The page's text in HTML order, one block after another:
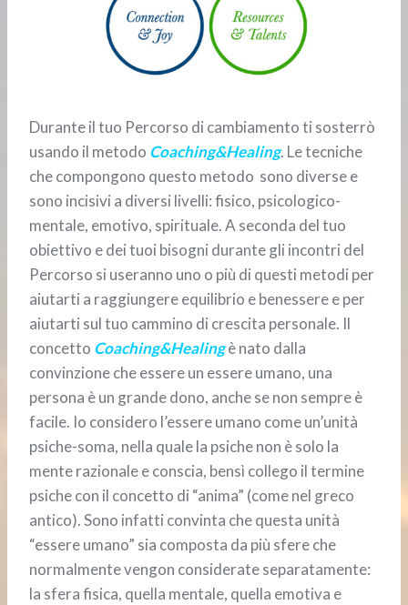
Durante il tuo Percorso di cambiamento ti sosterrò
usando il metodo Coaching&Healing. Le tecniche
che compongono questo metodo sono diverse e
sono incisivi a diversi livelli: fisico, psicologico-
mentale, emotivo, spirituale. A seconda del tuo
obiettivo e dei tuoi bisogni durante gli incontri del
Percorso si useranno uno o più di questi metodi per
aiutarti a raggiungere equilibrio e benessere e per
aiutarti sul tuo cammino di crescita personale. Il
concetto Coaching&Healingè nato dalla
convinzione che essere un essere umano, una
persona è un grande dono, anche se non sempre è
facile. Io considero l’essere umano come un’unità
psiche-soma, nella quale la psiche non è solo la
mente razionale e conscia, bensì collego il termine
psiche con il concetto di “anima” (come nel greco
antico). Sono infatti convinta che questa unità
“essere umano” sia composta da più sfere che
normalmente vengon considerate separatamente:
la sfera fisica, quella mentale, quella emotiva e